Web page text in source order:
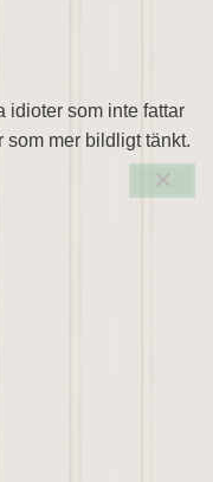
idioter som inte fattar
som mer bildligt tänkt.